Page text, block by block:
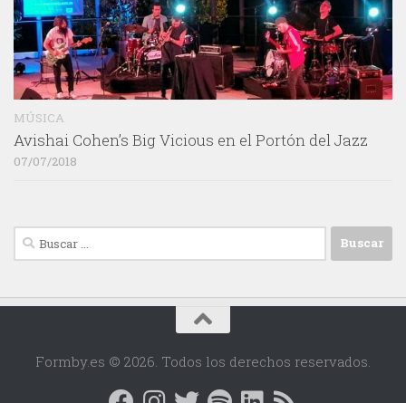
MÚSICA
Avishai Cohen’s Big Vicious en el Portón del Jazz
07/07/2018
Buscar:
Formby.es © 2026. Todos los derechos reservados.